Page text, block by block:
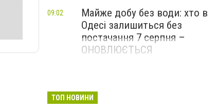
Майже добу без води: хто в
Одесі залишиться без
постачання 7 серпня –
ОНОВЛЮЄТЬСЯ
09:02
ТОП НОВИНИ